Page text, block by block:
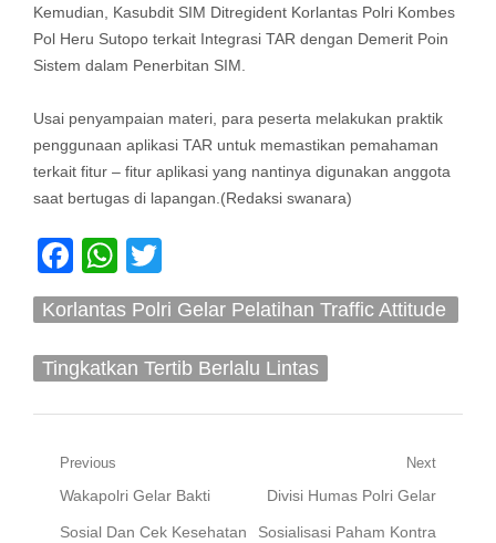
Kemudian, Kasubdit SIM Ditregident Korlantas Polri Kombes
Pol Heru Sutopo terkait Integrasi TAR dengan Demerit Poin
Sistem dalam Penerbitan SIM.
Usai penyampaian materi, para peserta melakukan praktik
penggunaan aplikasi TAR untuk memastikan pemahaman
terkait fitur – fitur aplikasi yang nantinya digunakan anggota
saat bertugas di lapangan.(Redaksi swanara)
Facebook
WhatsApp
Korlantas Polri Gelar Pelatihan Traffic Attitude
Tingkatkan Tertib Berlalu Lintas
Navigasi
pos
Previous
Previous
post:
Wakapolri Gelar Bakti
Sosial Dan Cek Kesehatan
Next
Next
post:
Divisi Humas Polri Gelar
Sosialisasi Paham Kontra